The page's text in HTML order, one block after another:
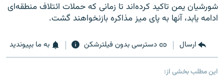
شورشیان یمن تاکید کرده‌اند تا زمانی که حملات ائتلاف منطقه‌ای
ادامه یابد، آنها به پای میز مذاکره بازنخواهند گشت.
ارسال دسترسی بدون فیلترشکن به ما بپیوندید
این مطلب بخشی از: